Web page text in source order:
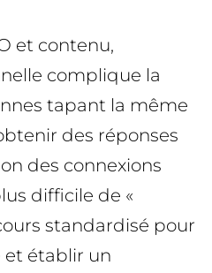
et contenu,
complique la
tapant la même
des réponses
des connexions
difficile de «
standardisé pour
établir un